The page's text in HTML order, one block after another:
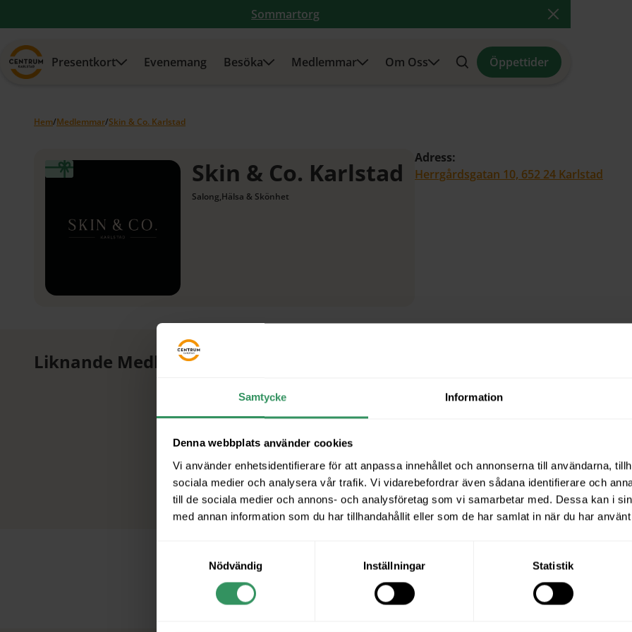
Samtycke Information
Denna webbplats använder cookies
Vi använder enhetsidentifierare för att anpassa innehållet och annonserna till användarna,
sociala medier och analysera vår trafik. Vi vidarebefordrar även sådana identifierare och
till de sociala medier och annons- och analysföretag som vi samarbetar med. Dessa kan i
med annan information som du har tillhandahållit eller som de har samlat in när du har
Nödvändig
Inställningar Statistik
Sommartorg
Close
Presentkort Evenemang Besöka Medlemmar Om Oss
Search
Öppettider
Hem/Medlemmar/Skin & Co. Karlstad
Skin & Co. Karlstad
Salong,Hälsa & Skönhet
Adress:
Herrgårdsgatan 10, 652 24 Karlstad
Liknande Medlemmar